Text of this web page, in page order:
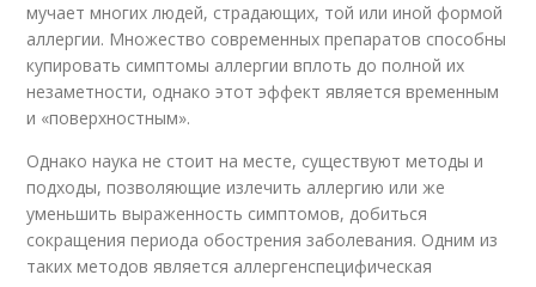
мучает многих людей, страдающих, той или иной формой
аллергии. Множество современных препаратов способны
купировать симптомы аллергии вплоть до полной их
незаметности, однако этот эффект является временным
и «поверхностным».
Однако наука не стоит на месте, существуют методы и
подходы, позволяющие излечить аллергию или же
уменьшить выраженность симптомов, добиться
сокращения периода обострения заболевания. Одним из
таких методов является аллергенспецифическая